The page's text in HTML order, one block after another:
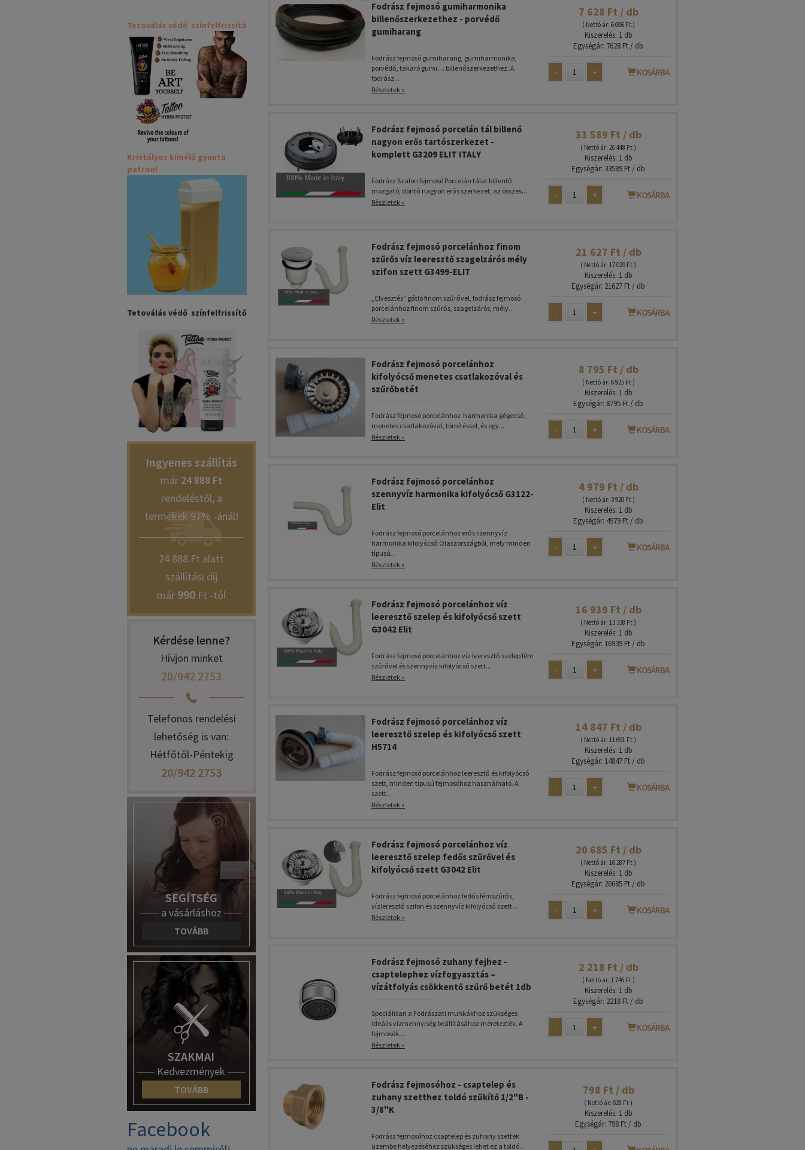
Fodrász fejmosó gumiharmonika
billenőszerkezethez - porvédő
gumiharang
Fodrász fejmosó gumiharang, gumiharmonika,
porvédő, takaró gumi.... billenőszerkezethez. A
fodrász...
Részletek »
7 628 Ft / db
( Nettó ár: 6 006 Ft )
Kiszerelés: 1 db
Egységár: 7628 Ft / db
- + KOSÁRBA
Fodrász fejmosó porcelán tál billenő
nagyon erős tartószerkezet -
komplett G3209 ELIT ITALY
Fodrász Szalon fejmosó Porcelán tálat billentő,
mozgató, döntő nagyon erős szerkezet, az összes...
Részletek »
33 589 Ft / db
( Nettó ár: 26 448 Ft )
Kiszerelés: 1 db
Egységár: 33589 Ft / db
- + KOSÁRBA
Fodrász fejmosó porcelánhoz finom
szűrős víz leeresztő szagelzárós mély
szifon szett G3499-ELIT
,,Elvesztés" gátló finom szűrővel, fodrász fejmosó
porcelánhoz finom szűrős, szagelzárós, mély...
Részletek »
21 627 Ft / db
( Nettó ár: 17 029 Ft )
Kiszerelés: 1 db
Egységár: 21627 Ft / db
- + KOSÁRBA
Fodrász fejmosó porcelánhoz
kifolyócső menetes csatlakozóval és
szűrőbetét
Fodrász fejmosó porcelánhoz harmonika gégecső,
menetes csatlakozóval, tömítéssel, és egy...
Részletek »
8 795 Ft / db
( Nettó ár: 6 925 Ft )
Kiszerelés: 1 db
Egységár: 8795 Ft / db
- + KOSÁRBA
Fodrász fejmosó porcelánhoz
szennyvíz harmonika kifolyócső G3122-
Elit
Fodrász fejmosó porcelánhoz erős szennyvíz
harmonika kifolyócső Olaszországból, mely minden
típusú...
Részletek »
4 979 Ft / db
( Nettó ár: 3 920 Ft )
Kiszerelés: 1 db
Egységár: 4979 Ft / db
- + KOSÁRBA
Fodrász fejmosó porcelánhoz víz
leeresztő szelep és kifolyócső szett
G3042 Elit
Fodrász fejmosó porcelánhoz víz leeresztő szelep fém
szűrővel és szennyvíz kifolyócső szett...
Részletek »
16 939 Ft / db
( Nettó ár: 13 338 Ft )
Kiszerelés: 1 db
Egységár: 16939 Ft / db
- + KOSÁRBA
Fodrász fejmosó porcelánhoz víz
leeresztő szelep és kifolyócső szett
H5714
Fodrász fejmosó porcelánhoz leeresztő és kifolyócső
szett, minden típusú fejmosóhoz használható. A
szett...
Részletek »
14 847 Ft / db
( Nettó ár: 11 691 Ft )
Kiszerelés: 1 db
Egységár: 14847 Ft / db
- + KOSÁRBA
Fodrász fejmosó porcelánhoz víz
leeresztő szelep fedős szűrővel és
kifolyócső szett G3042 Elit
Fodrász fejmosó porcelánhoz fedős fémszűrős,
vízleresztő szifon és szennyvíz kifolyócső szett...
Részletek »
20 685 Ft / db
( Nettó ár: 16 287 Ft )
Kiszerelés: 1 db
Egységár: 20685 Ft / db
- + KOSÁRBA
Fodrász fejmosó zuhany fejhez -
csaptelephez vízfogyasztás –
vízátfolyás csökkentő szűrő betét 1db
Speciálisan a Fodrászati munkákhoz szükséges
ideális vízmennyiség beállításához méretezték. A
fejmosók...
Részletek »
2 218 Ft / db
( Nettó ár: 1 746 Ft )
Kiszerelés: 1 db
Egységár: 2218 Ft / db
- + KOSÁRBA
Fodrász fejmosóhoz - csaptelep és
zuhany szetthez toldó szűkítő 1/2"B -
3/8"K
Fodrász fejmosóhoz csaptelep és zuhany szettek
üzembe helyezéséhez szükséges lehet ez a toldó...
798 Ft / db
( Nettó ár: 628 Ft )
Kiszerelés: 1 db
Egységár: 798 Ft / db
Tetoválás védő színfelfrissítő
Kristályos kímélő gyanta
patron!
Tetoválás védő színfelfrissítő
Ingyenes szállítás
már 24 888 Ft
rendeléstől, a
termékek 97% -ánál!
24 888 Ft alatt
szállítási díj
már 990 Ft -tól
Kérdése lenne?
Hívjon minket
20/942 2753
Telefonos rendelési
lehetőség is van:
Hétfőtől-Péntekig
20/942 2753
SEGÍTSÉG
a vásárláshoz
TOVÁBB
SZAKMAI
Kedvezmények
TOVÁBB
Facebook